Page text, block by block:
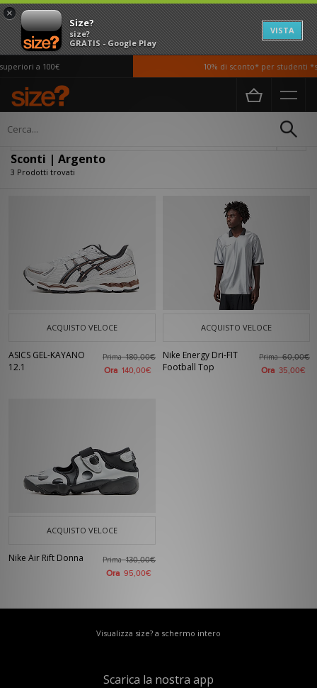
×
Size?
size?
GRATIS - Google Play
VISTA
a 100€ 10% di sconto* per studenti
Home Sconti | Argento
Sconti | Argento
3 Prodotti trovati
ACQUISTO VELOCE
ASICS GEL-KAYANO
12.1
Prima180,00€
Ora 140,00€
ACQUISTO VELOCE
Nike Energy Dri-FIT
Football Top
Prima60,00€
Ora 35,00€
ACQUISTO VELOCE
Nike Air Rift Donna Prima130,00€
Ora 95,00€
Visualizza size? a schermo intero
Scarica la nostra app